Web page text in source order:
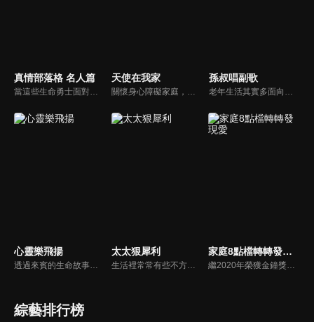
真情部落格 名人篇
當這些生命勇士面對自己生命中的難題時，選擇靠著信靠耶穌來勇敢勝過，這些可愛的基督徒們，願意把自己生命裡最黑暗軟弱的一面和大家分享，為的就是將來自天上那最美好的福分帶給人們，每一個有血有淚的生命見證，都是最震撼人心的蛻變，最深刻的真實。
天使在我家
關懷身心障礙家庭，讓社會民眾對於基督教公益社福團體能有更多的認識。
孫叔唱副歌
老年生活其實多面向，但一般人總是把焦點放在疾病或經濟狀況，卻忽略了心靈也很需要餵養。『生命如時序，四季皆可展其美』。就讓孫越，孫叔叔與您分享生活中的盼望，用生命活出耶穌的見證。
心靈樂飛揚
透過來賓的生命故事與音樂表演，讓見證與音樂能有完美的搭配。節目內容常是一般人在生活中所遇見的難題，做為談話的主題，當然，每一位來賓都有他們自己不同的人生經驗，當他們在節目中侃侃而談時，讓我們看到上帝在每個人生命中做那奇妙的工作，對觀眾而言是另一種生命的鼓勵與學習。
太太狠犀利
生活裡常常有些不方便，但其實只要有一些小創意，就會讓生活變得更有趣，就讓美食達人焦志方與生活玩家巴鈺帶領專家們，告訴大家最即時、最便利、最實用的解決之道！
家庭8點檔轉轉發現愛
繼2020年榮獲金鐘獎「生活風格節目主持人獎」，2021年再度入圍，從真理出發的家庭談話性節目，針對現代婚姻家庭議題讓您輕鬆掌握關注方向。
綜藝排行榜